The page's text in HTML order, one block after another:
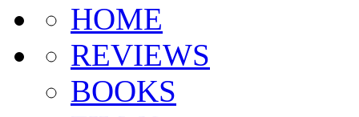
HOME
REVIEWS
BOOKS